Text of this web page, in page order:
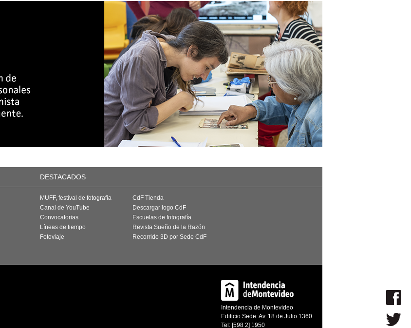
DESTACADOS
MUFF, festival de fotografía
Canal de YouTube
Convocatorias
Líneas de tiempo
Fotoviaje
CdF Tienda
Descargar logo CdF
Escuelas de fotografía
Revista Sueño de la Razón
Recorrido 3D por Sede CdF
Intendencia de Montevideo
Edificio Sede: Av. 18 de Julio 1360
Tel: [598 2] 1950